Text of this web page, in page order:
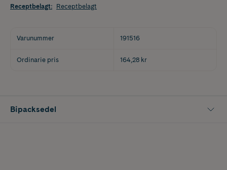
Receptbelagt: Receptbelagt
Varunummer 191516
Ordinarie pris 164,28 kr
Bipacksedel